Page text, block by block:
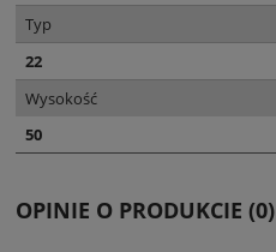
Typ
22
Wysokość
50
OPINIE O PRODUKCIE (0)